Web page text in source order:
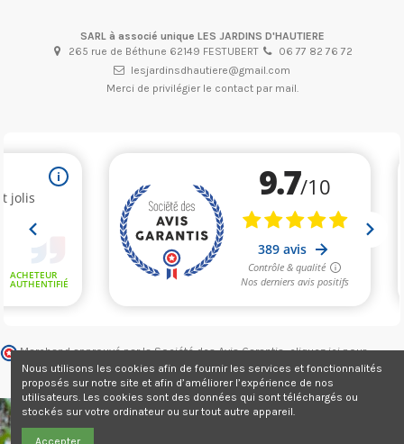
SARL à associé unique LES JARDINS D'HAUTIERE
265 rue de Béthune 62149 FESTUBERT
06 77 82 76 72
lesjardinsdhautiere@gmail.com
Merci de privilégier le contact par mail.
Marchand approuvé par la Société des Avis Garantis,cliquez ici pour
vérifier .
Nous utilisons les cookies afin de fournir les services et fonctionnalités
proposés sur notre site et afin d’améliorer l’expérience de nos
utilisateurs. Les cookies sont des données qui sont téléchargés ou
stockés sur votre ordinateur ou sur tout autre appareil.
Accepter